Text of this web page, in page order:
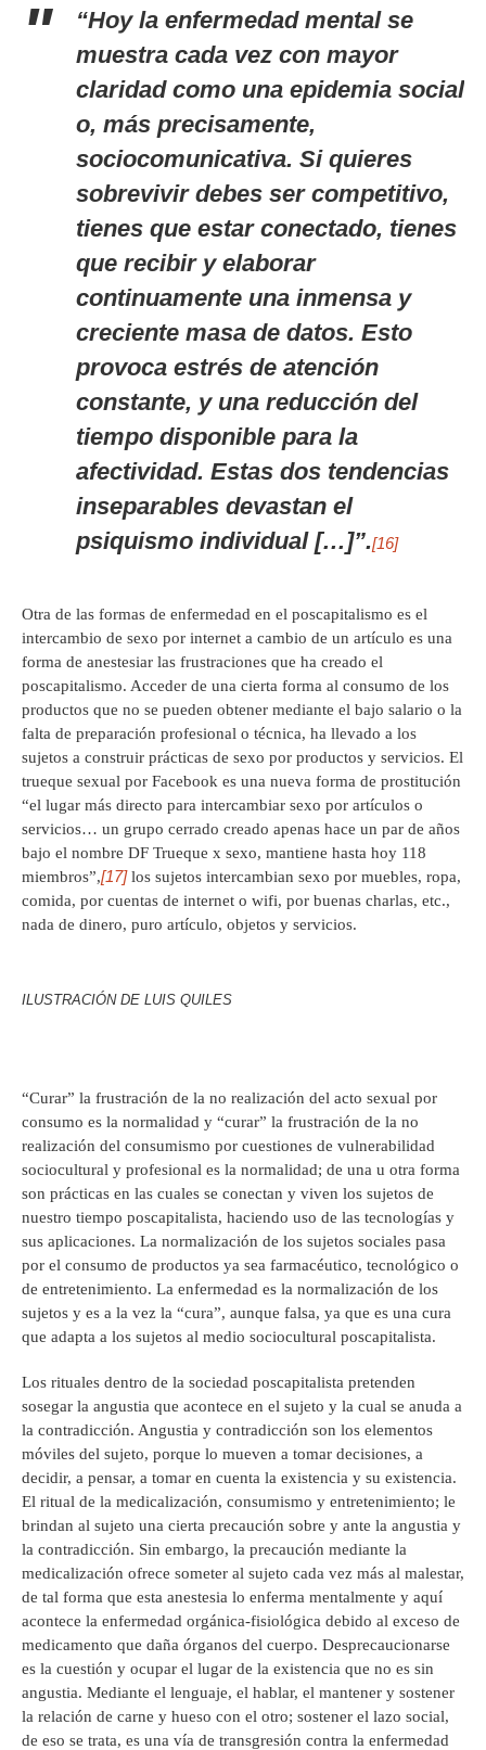
“Hoy la enfermedad mental se
muestra cada vez con mayor
claridad como una epidemia social
o, más precisamente,
sociocomunicativa. Si quieres
sobrevivir debes ser competitivo,
tienes que estar conectado, tienes
que recibir y elaborar
continuamente una inmensa y
creciente masa de datos. Esto
provoca estrés de atención
constante, y una reducción del
tiempo disponible para la
afectividad. Estas dos tendencias
inseparables devastan el
psiquismo individual […]”.[16]
Otra de las formas de enfermedad en el poscapitalismo es el
intercambio de sexo por internet a cambio de un artículo es una
forma de anestesiar las frustraciones que ha creado el
poscapitalismo. Acceder de una cierta forma al consumo de los
productos que no se pueden obtener mediante el bajo salario o la
falta de preparación profesional o técnica, ha llevado a los
sujetos a construir prácticas de sexo por productos y servicios. El
trueque sexual por Facebook es una nueva forma de prostitución
“el lugar más directo para intercambiar sexo por artículos o
servicios… un grupo cerrado creado apenas hace un par de años
bajo el nombre DF Trueque x sexo, mantiene hasta hoy 118
miembros”,[17]los sujetos intercambian sexo por muebles, ropa,
comida, por cuentas de internet o wifi, por buenas charlas, etc.,
nada de dinero, puro artículo, objetos y servicios.
ILUSTRACIÓN DE LUIS QUILES
“Curar” la frustración de la no realización del acto sexual por
consumo es la normalidad y “curar” la frustración de la no
realización del consumismo por cuestiones de vulnerabilidad
sociocultural y profesional es la normalidad; de una u otra forma
son prácticas en las cuales se conectan y viven los sujetos de
nuestro tiempo poscapitalista, haciendo uso de las tecnologías y
sus aplicaciones. La normalización de los sujetos sociales pasa
por el consumo de productos ya sea farmacéutico, tecnológico o
de entretenimiento. La enfermedad es la normalización de los
sujetos y es a la vez la “cura”, aunque falsa, ya que es una cura
que adapta a los sujetos al medio sociocultural poscapitalista.
Los rituales dentro de la sociedad poscapitalista pretenden
sosegar la angustia que acontece en el sujeto y la cual se anuda a
la contradicción. Angustia y contradicción son los elementos
móviles del sujeto, porque lo mueven a tomar decisiones, a
decidir, a pensar, a tomar en cuenta la existencia y su existencia.
El ritual de la medicalización, consumismo y entretenimiento; le
brindan al sujeto una cierta precaución sobre y ante la angustia y
la contradicción. Sin embargo, la precaución mediante la
medicalización ofrece someter al sujeto cada vez más al malestar,
de tal forma que esta anestesia lo enferma mentalmente y aquí
acontece la enfermedad orgánica-fisiológica debido al exceso de
medicamento que daña órganos del cuerpo. Desprecaucionarse
es la cuestión y ocupar el lugar de la existencia que no es sin
angustia. Mediante el lenguaje, el hablar, el mantener y sostener
la relación de carne y hueso con el otro; sostener el lazo social,
de eso se trata, es una vía de transgresión contra la enfermedad